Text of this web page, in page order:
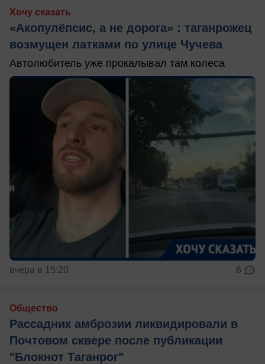
Хочу сказать
«Акопулёпсис, а не дорога» : таганрожец
возмущен латками по улице Чучева
Автолюбитель уже прокалывал там колеса
вчера в 15:20 6
Общество
Рассадник амброзии ликвидировали в
Почтовом сквере после публикации
"Блокнот Таганрог"